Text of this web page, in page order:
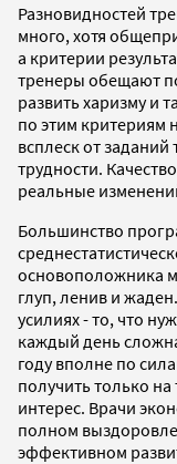
Разновидностей
много, хотя
а критерии
тренеры обещают
развить харизму и
по этим критериям
всплеск от
трудности.
реальные
Большинство
основоположника
глуп, ленив и
усилиях - то, что
каждый день
году вполне по
получить только
интерес. Врачи
полном
эффективном